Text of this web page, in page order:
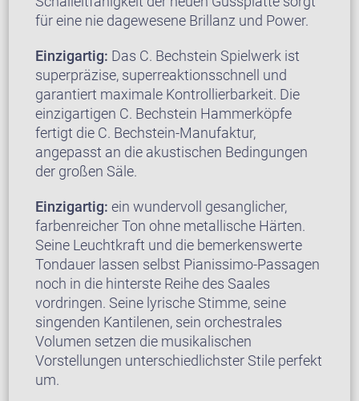
für eine nie dagewesene Brillanz und Power.
Einzigartig: Das C. Bechstein Spielwerk ist
superpräzise, superreaktionsschnell und
garantiert maximale Kontrollierbarkeit. Die
einzigartigen C. Bechstein Hammerköpfe
fertigt die C. Bechstein-Manufaktur,
angepasst an die akustischen Bedingungen
der großen Säle.
Einzigartig: ein wundervoll gesanglicher,
farbenreicher Ton ohne metallische Härten.
Seine Leuchtkraft und die bemerkenswerte
Tondauer lassen selbst Pianissimo-Passagen
noch in die hinterste Reihe des Saales
vordringen. Seine lyrische Stimme, seine
singenden Kantilenen, sein orchestrales
Volumen setzen die musikalischen
Vorstellungen unterschiedlichster Stile perfekt
um.